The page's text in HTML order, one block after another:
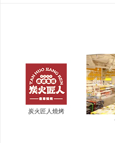
炭火匠人燒烤